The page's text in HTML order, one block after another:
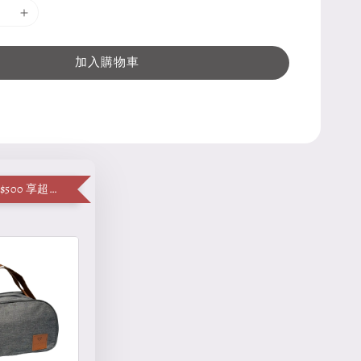
加入購物車
單筆消費滿 $500 享超值加購便當袋